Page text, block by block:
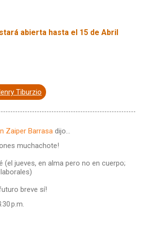
abierta hasta el 15 de Abril
Tiburzio
Zaiper Barrasa dijo…
muchachote!
(el jueves, en alma pero no en cuerpo;
breve sí!
p.m.